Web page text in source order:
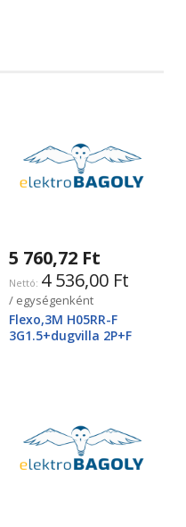
5 760,72 Ft
4 536,00 Ft
/ egységenként
Flexo,3M H05RR-F
3G1.5+dugvilla 2P+F